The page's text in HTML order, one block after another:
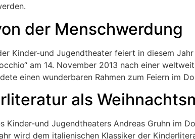
der Menschwerdung
Kinder-und Jugendtheater feiert in diesem
am 14. November 2013 nach einer
einen wunderbaren Rahmen zum Feiern im
als
Kinder-und Jugendtheaters Andreas Gruhn im
wird dem italienischen Klassiker der